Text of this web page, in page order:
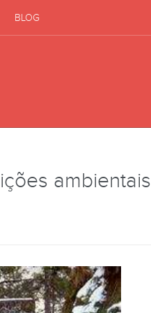
BLOG
ambientais